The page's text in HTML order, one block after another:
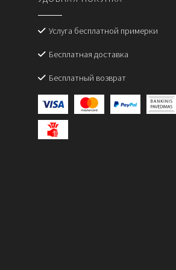
Услуга бесплатной примерки
Бесплатная доставка
Бесплатный возврат